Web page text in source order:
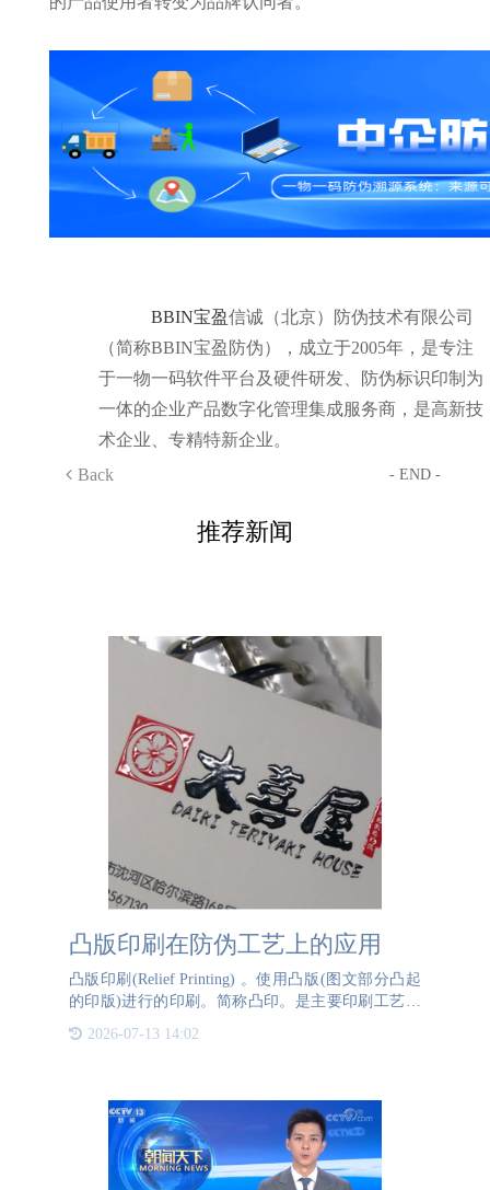
BBIN宝盈信诚（北京）防伪技术有限公司
（简称BBIN宝盈防伪），成立于2005年，是专注
于一物一码软件平台及硬件研发、防伪标识印制为
一体的企业产品数字化管理集成服务商，是高新技
术企业、专精特新企业。
Back
- END -
推荐新闻
凸版印刷在防伪工艺上的应用
凸版印刷(Relief Printing) 。使用凸版(图文部分凸起
的印版)进行的印刷。简称凸印。是主要印刷工艺之
一。历史最久，在长期发展过程中不断得到改进。凸
版印刷在防伪标签工艺上的应用主要体现在以
2026-07-13 14:02